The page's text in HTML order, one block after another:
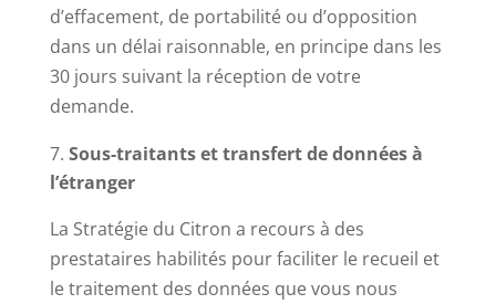
d’effacement, de portabilité ou d’opposition
dans un délai raisonnable, en principe dans les
30 jours suivant la réception de votre
demande.
Sous-traitants et transfert de données à
l’étranger
La Stratégie du Citron a recours à des
prestataires habilités pour faciliter le recueil et
le traitement des données que vous nous